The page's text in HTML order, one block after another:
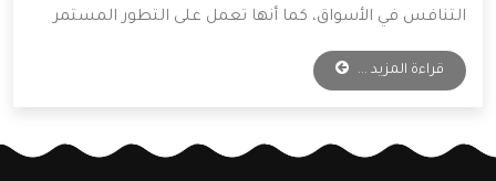
التنافس في الأسواق، كما أنها تعمل على التطور المستمر
لأجهزتها المتوفرة، و ذلك للعمل على راحة العميل بأكبر كم
من التطور التكنولوجي، وقد وفرت الشركة خدمات مهمة
قراءة المزيد ...